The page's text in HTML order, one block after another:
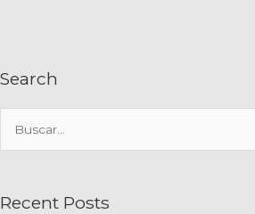
y
Search
Recent Posts